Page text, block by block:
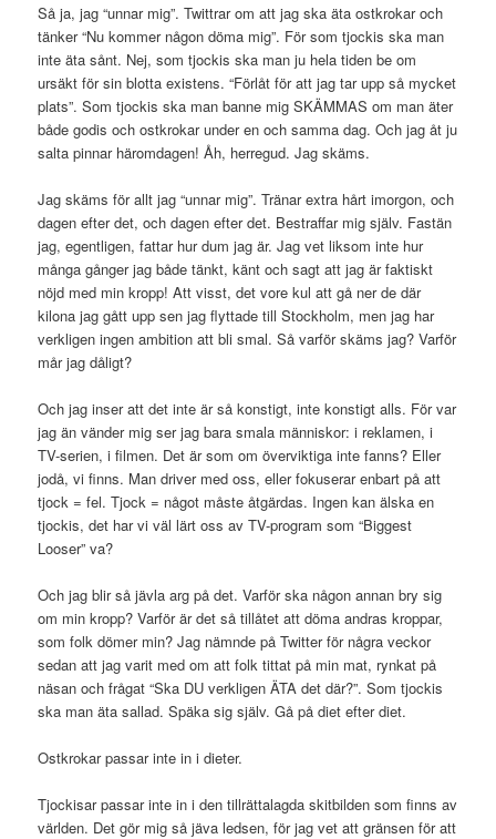
Så ja, jag “unnar mig”. Twittrar om att jag ska äta ostkrokar och
tänker “Nu kommer någon döma mig”. För som tjockis ska man
inte äta sånt. Nej, som tjockis ska man ju hela tiden be om
ursäkt för sin blotta existens. “Förlåt för att jag tar upp så mycket
plats”. Som tjockis ska man banne mig SKÄMMAS om man äter
både godis och ostkrokar under en och samma dag. Och jag åt ju
salta pinnar häromdagen! Åh, herregud. Jag skäms.
Jag skäms för allt jag “unnar mig”. Tränar extra hårt imorgon, och
dagen efter det, och dagen efter det. Bestraffar mig själv. Fastän
jag, egentligen, fattar hur dum jag är. Jag vet liksom inte hur
många gånger jag både tänkt, känt och sagt att jag är faktiskt
nöjd med min kropp! Att visst, det vore kul att gå ner de där
kilona jag gått upp sen jag flyttade till Stockholm, men jag har
verkligen ingen ambition att bli smal. Så varför skäms jag? Varför
mår jag dåligt?
Och jag inser att det inte är så konstigt, inte konstigt alls. För var
jag än vänder mig ser jag bara smala människor: i reklamen, i
TV-serien, i filmen. Det är som om överviktiga inte fanns? Eller
jodå, vi finns. Man driver med oss, eller fokuserar enbart på att
tjock = fel. Tjock = något måste åtgärdas. Ingen kan älska en
tjockis, det har vi väl lärt oss av TV-program som “Biggest
Looser” va?
Och jag blir så jävla arg på det. Varför ska någon annan bry sig
om min kropp? Varför är det så tillåtet att döma andras kroppar,
som folk dömer min? Jag nämnde på Twitter för några veckor
sedan att jag varit med om att folk tittat på min mat, rynkat på
näsan och frågat “Ska DU verkligen ÄTA det där?”. Som tjockis
ska man äta sallad. Späka sig själv. Gå på diet efter diet.
Ostkrokar passar inte in i dieter.
Tjockisar passar inte in i den tillrättalagda skitbilden som finns av
världen. Det gör mig så jäva ledsen, för jag vet att gränsen för att